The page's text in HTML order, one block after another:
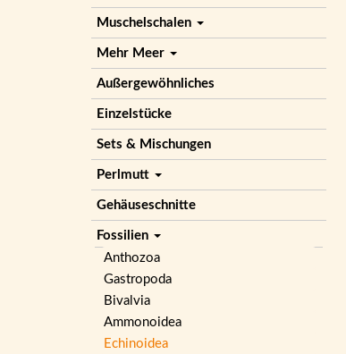
Muschelschalen
Mehr Meer
Außergewöhnliches
Einzelstücke
Sets & Mischungen
Perlmutt
Gehäuseschnitte
Fossilien
Anthozoa
Gastropoda
Bivalvia
Ammonoidea
Echinoidea